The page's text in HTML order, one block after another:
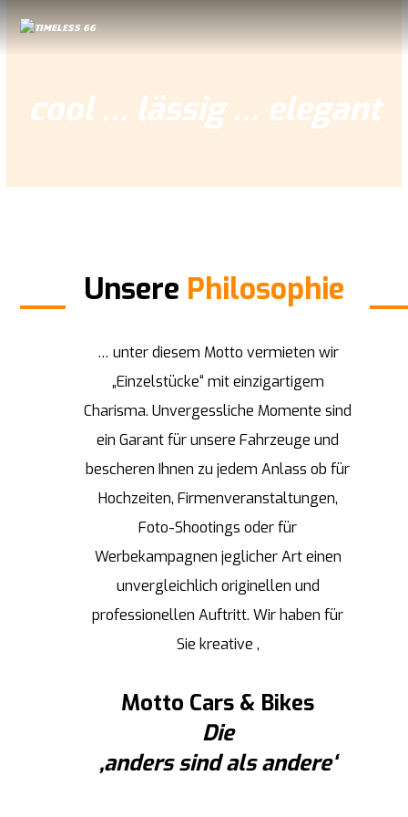
cool … lässig … elegant
Unsere Philosophie
… unter diesem Motto vermieten wir
„Einzelstücke“ mit einzigartigem
Charisma. Unvergessliche Momente sind
ein Garant für unsere Fahrzeuge und
bescheren Ihnen zu jedem Anlass ob für
Hochzeiten, Firmenveranstaltungen,
Foto-Shootings oder für
Werbekampagnen jeglicher Art einen
unvergleichlich originellen und
professionellen Auftritt. Wir haben für
Sie kreative ,
Motto Cars & Bikes
Die
‚anders sind als andere‘